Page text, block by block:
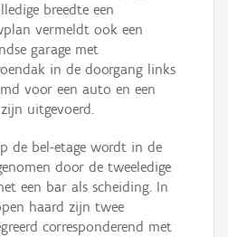
breedte een
vermeldt ook een
garage met
in de doorgang links
voor een auto en een
uitgevoerd.
de bel-etage wordt in de
door de tweeledige
een bar als scheiding. In
haard zijn twee
corresponderend met